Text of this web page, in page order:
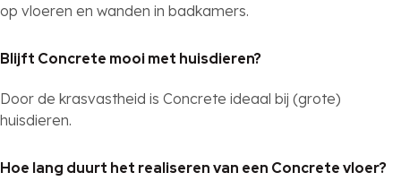
op vloeren en wanden in badkamers.
Blijft Concrete mooi met huisdieren?
Door de krasvastheid is Concrete ideaal bij (grote)
huisdieren.
Hoe lang duurt het realiseren van een Concrete vloer?